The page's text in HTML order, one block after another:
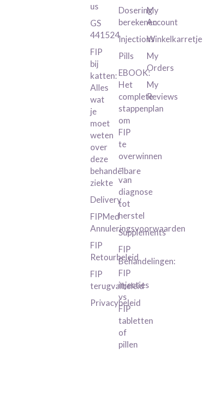
us
GS
441524
FIP
bij
katten:
Alles
wat
je
moet
weten
over
deze
behandelbare
ziekte
Delivery
FIPMed
Annuleringsvoorwaarden
FIP
Retourbeleid
FIP
terugvalbeleid
Privacybeleid
Dosering
berekenen
Injections
Pills
EBOOK:
Het
complete
stappenplan
om
FIP
te
overwinnen
–
van
diagnose
tot
herstel
Supplements
FIP
Behandelingen:
FIP
injecties
vs
FIP
tabletten
of
pillen
My
Account
Winkelkarretje
My
Orders
My
Reviews